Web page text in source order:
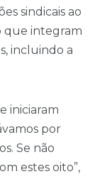
sindicais ao
que integram
incluindo a
iniciaram
por
Se não
estes oito”,